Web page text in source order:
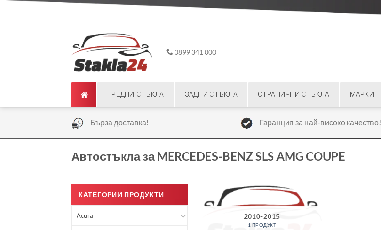
0899 341 000
ПРЕДНИ СТЪКЛА ЗАДНИ СТЪКЛА СТРАНИЧНИ СТЪКЛА МАРКИ
Бърза доставка! Гаранция за най-високо качество!
Автостъкла за MERCEDES-BENZ SLS AMG COUPE
КАТЕГОРИИ ПРОДУКТИ
Acura 2010-2015
1 ПРОДУКТ